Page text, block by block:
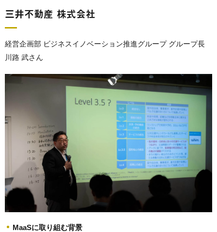
三井不動産 株式会社
経営企画部 ビジネスイノベーション推進グループ グループ長
川路 武さん
MaaSに取り組む背景